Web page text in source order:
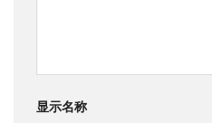
显示名称